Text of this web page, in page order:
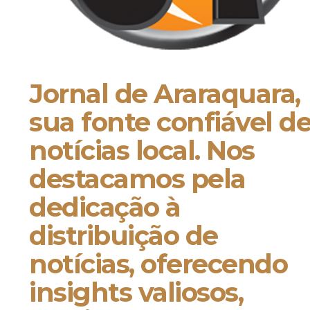
Jornal de Araraquara,
sua fonte confiável
notícias local. Nos
destacamos pela
dedicação à
distribuição de
notícias, oferecendo
insights valiosos,